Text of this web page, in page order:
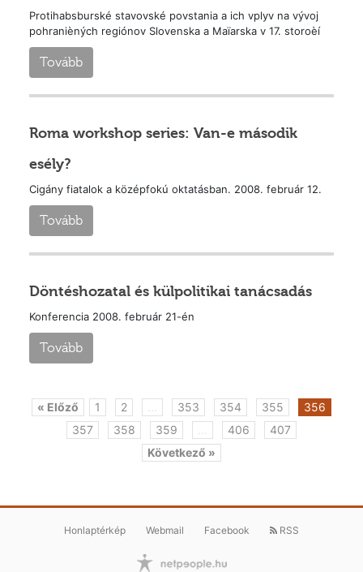
Protihabsburské stavovské povstania a ich vplyv na vývoj
pohranièných regiónov Slovenska a Maïarska v 17. storoèí
Tovább
Roma workshop series: Van-e második
esély?
Cigány fiatalok a középfokú oktatásban. 2008. február 12.
Tovább
Döntéshozatal és külpolitikai tanácsadás
Konferencia 2008. február 21-én
Tovább
« Előző 1 2 353 354 355
356
357
358 359 406
407
Következő »
Honlaptérkép Webmail Facebook RSS